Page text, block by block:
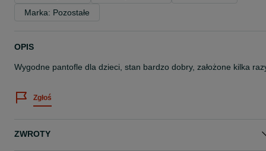
Marka: Pozostałe
OPIS
Wygodne pantofle dla dzieci, stan bardzo dobry, założone kilka
Zgłoś
ZWROTY